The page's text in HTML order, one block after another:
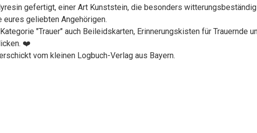
gefertigt, einer Art Kunststein, die besonders
geliebten Angehörigen.
"Trauer" auch Beileidskarten, Erinnerungskisten für Trauernde
❤️
vom kleinen Logbuch-Verlag aus Bayern.